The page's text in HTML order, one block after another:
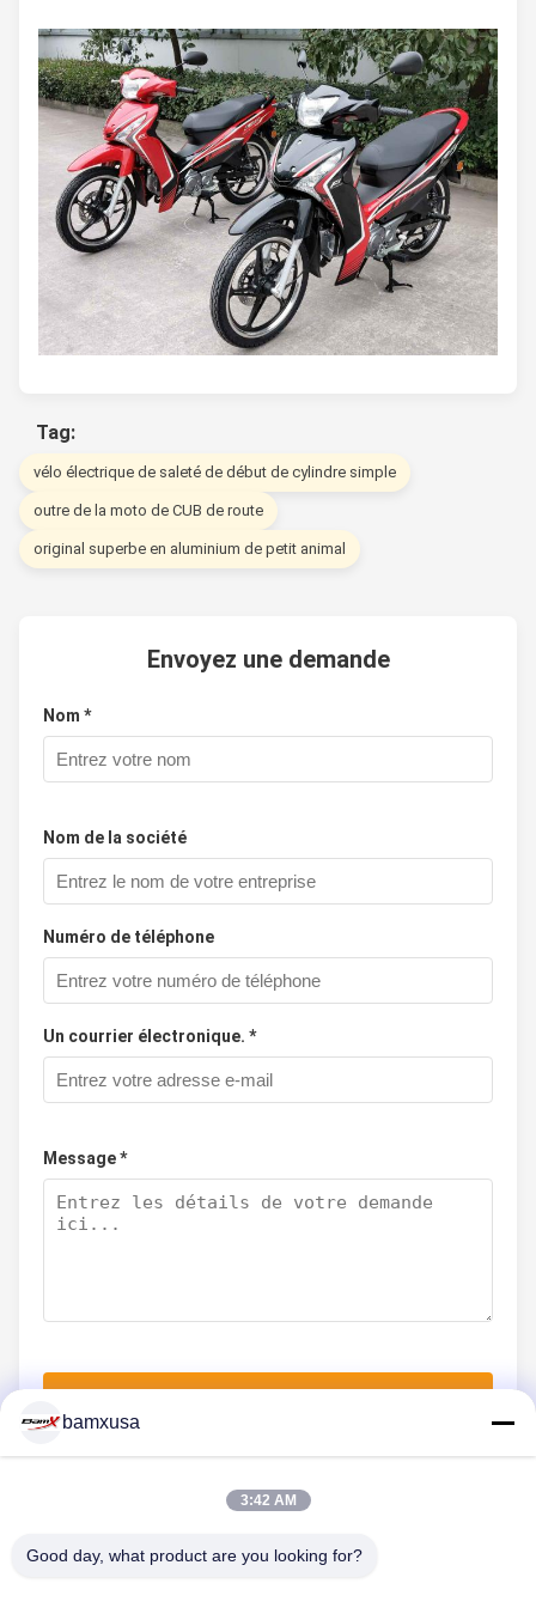
Tag:
vélo électrique de saleté de début de cylindre simple
outre de la moto de CUB de route
original superbe en aluminium de petit animal
Envoyez une demande
Nom *
Nom de la société
Numéro de téléphone
Un courrier électronique. *
Message *
bamxusa
3:42 AM
Good day, what product are you looking for?